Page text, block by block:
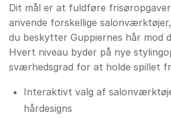
Dit mål er at fuldføre
anvende forskellige
du beskytter Guppiernes hår mod
Hvert niveau byder på nye
sværhedsgrad for at holde spillet
Interaktivt valg af
hårdesigns